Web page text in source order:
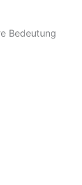
Bedeutung